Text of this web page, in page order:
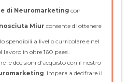
di Neuromarketing con
Miur consente di ottenere
spendibili a livello curricolare e nel
lavoro in oltre 160 paesi.
le decisioni d'acquisto con il nostro
. Impara a decifrare il